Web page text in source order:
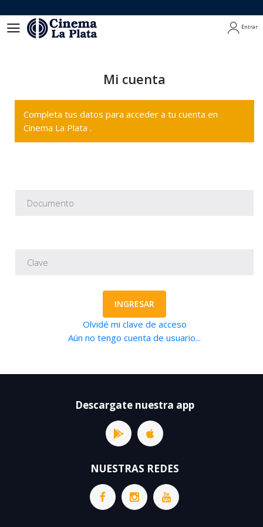
Entrar
Mi cuenta
Completa tus datos para acceder a tu cuenta en
Cinema La Plata .
INGRESAR
Olvidé mi clave de acceso
Aún no tengo cuenta de usuario...
Descargate nuestra app
NUESTRAS REDES